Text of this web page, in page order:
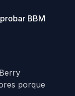
BBM
porque